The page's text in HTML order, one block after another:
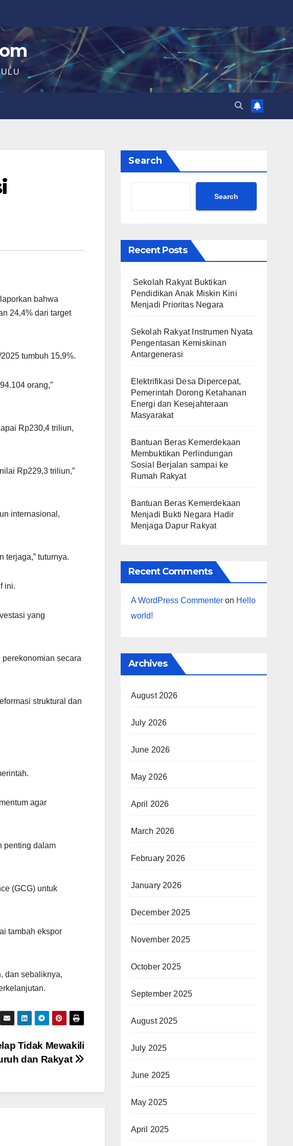
bahwa
24,4% dari target
tumbuh 15,9%.
orang,”
Rp230,4 triliun,
Rp229,3 triliun,”
internasional,
terjaga,” tuturnya.
ini.
yang
secara
struktural dan
agar
penting dalam
(GCG) untuk
tambah ekspor
dan sebaliknya,
Tidak Mewakili
dan Rakyat
Search
Search
Recent Posts
Sekolah Rakyat Buktikan
Pendidikan Anak Miskin Kini
Menjadi Prioritas Negara
Sekolah Rakyat Instrumen Nyata
Pengentasan Kemiskinan
Antargenerasi
Elektrifikasi Desa Dipercepat,
Pemerintah Dorong Ketahanan
Energi dan Kesejahteraan
Masyarakat
Bantuan Beras Kemerdekaan
Membuktikan Perlindungan
Sosial Berjalan sampai ke
Rumah Rakyat
Bantuan Beras Kemerdekaan
Menjadi Bukti Negara Hadir
Menjaga Dapur Rakyat
Recent Comments
A WordPress Commenteron Hello
world!
Archives
August 2026
July 2026
June 2026
May 2026
April 2026
March 2026
February 2026
January 2026
December 2025
November 2025
October 2025
September 2025
August 2025
July 2025
June 2025
May 2025
April 2025